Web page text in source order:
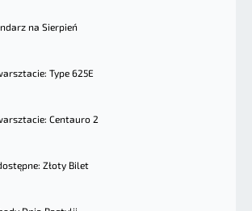
na Sierpień
Type 625E
Centauro 2
Złoty Bilet